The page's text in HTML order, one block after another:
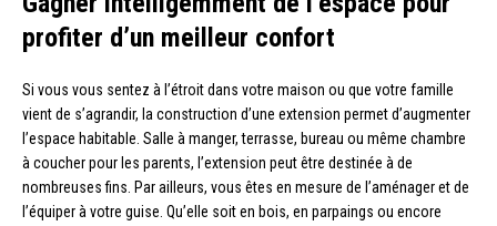
profiter d’un meilleur confort
Si vous vous sentez à l’étroit dans votre maison ou que votre famille
vient de s’agrandir, la construction d’une extension permet d’augmenter
l’espace habitable. Salle à manger, terrasse, bureau ou même chambre
à coucher pour les parents, l’extension peut être destinée à de
nombreuses fins. Par ailleurs, vous êtes en mesure de l’aménager et de
l’équiper à votre guise. Qu’elle soit en bois, en parpaings ou encore